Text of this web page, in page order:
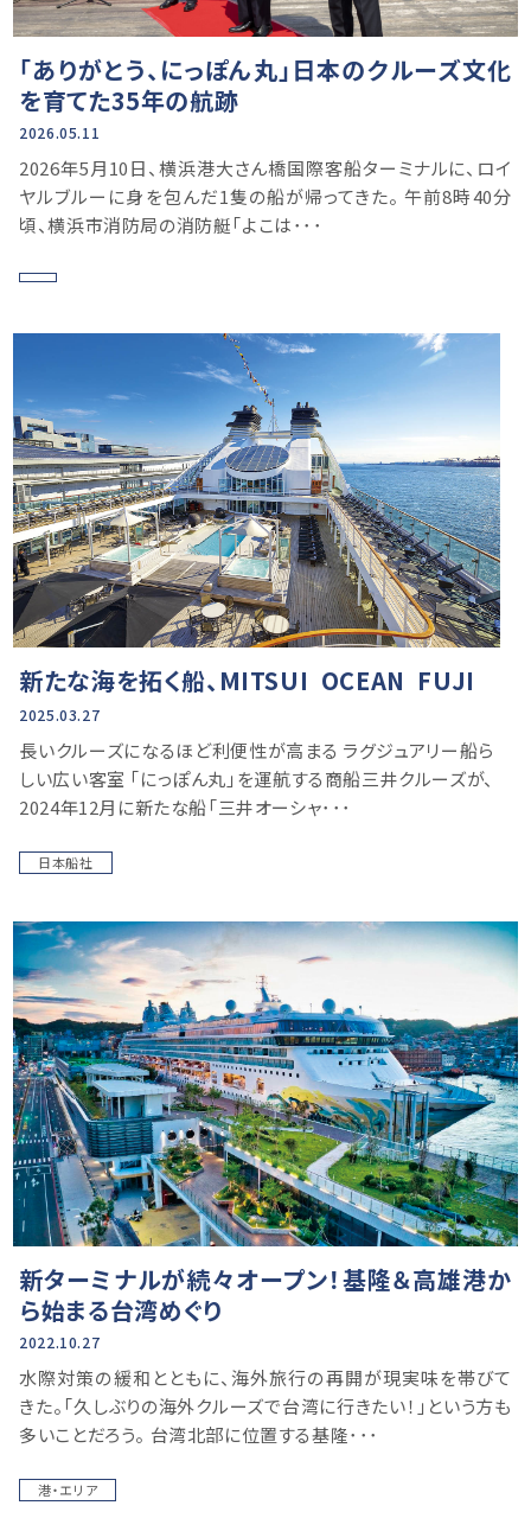
「ありがとう、にっぽん丸」日本のクルーズ文化
を育てた35年の航跡
2026.05.11
2026年5月10日、横浜港大さん橋国際客船ターミナルに、ロイ
ヤルブルーに身を包んだ1隻の船が帰ってきた。 午前8時40分
頃、横浜市消防局の消防艇「よこは･･･
新たな海を拓く船、MITSUI OCEAN FUJI
2025.03.27
長いクルーズになるほど利便性が高まる ラグジュアリー船ら
しい広い客室 「にっぽん丸」を運航する商船三井クルーズが、
2024年12月に新たな船「三井オーシャ･･･
日本船社
新ターミナルが続々オープン！基隆＆高雄港か
ら始まる台湾めぐり
2022.10.27
水際対策の緩和とともに、海外旅行の再開が現実味を帯びて
きた。「久しぶりの海外クルーズで台湾に行きたい！」という方も
多いことだろう。 台湾北部に位置する基隆･･･
港・エリア